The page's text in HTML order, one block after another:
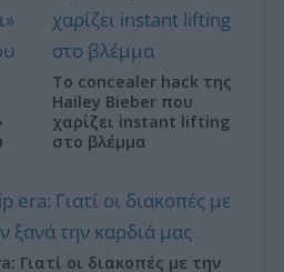
Το concealer hack της
Hailey Bieber που
χαρίζει instant lifting
στο βλέμμα
Γιατί οι διακοπές με την